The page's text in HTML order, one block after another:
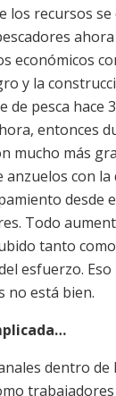
los recursos se
económicos
y la
de pesca hace
entonces
mucho más
anzuelos con la
desde
Todo
tanto
esfuerzo.
no está bien.
dentro de